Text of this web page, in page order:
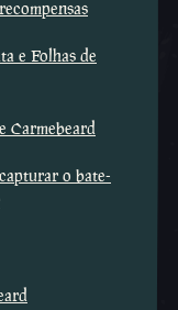
e Folhas de
Carmebeard
o bate-